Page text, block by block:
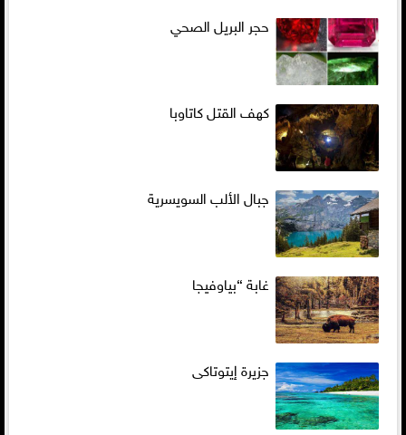
حجر البريل الصحي
كهف القتل كاتاوبا
جبال الألب السويسرية
غابة “بياوفيجا
جزيرة إيتوتاكى